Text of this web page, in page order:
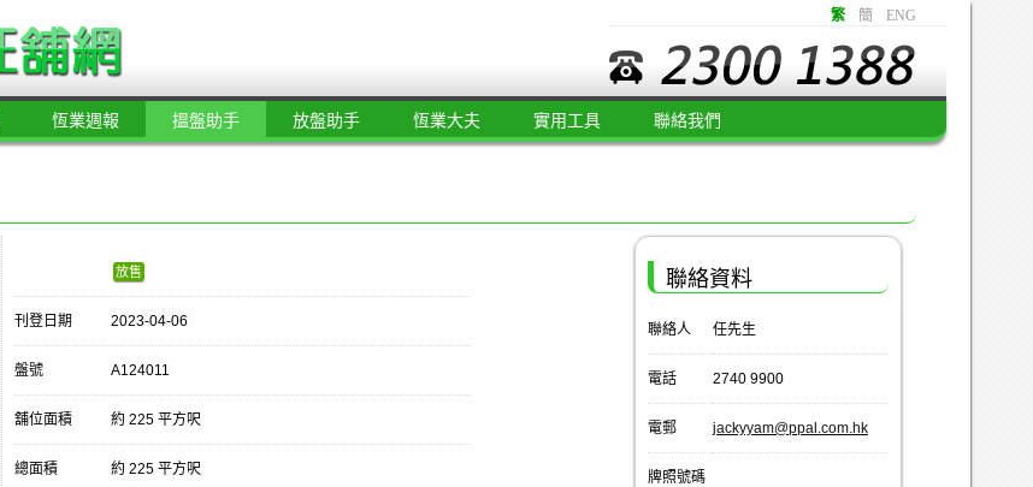
繁 簡 ENG
恆業週報 搵盤助手 放盤助手 恆業大夫 實用工具 聯絡我們
放售
刊登日期 2023-04-06
盤號 A124011
舖位面積 約 225 平方呎
總面積 約 225 平方呎
聯絡資料
聯絡人 任先生
電話 2740 9900
電郵 jackyyam@ppal.com.hk
牌照號碼